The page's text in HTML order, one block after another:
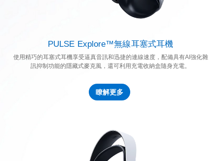
PULSE Explore™無線耳塞式耳機
使用精巧的耳塞式耳機享受逼真音訊和迅捷的連線速度，配備具有AI強化雜
訊抑制功能的隱藏式麥克風，還可利用充電收納盒隨身充電。
瞭解更多